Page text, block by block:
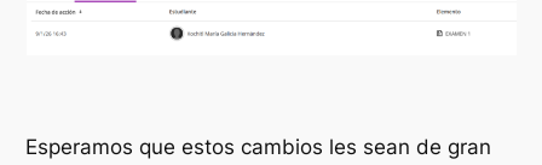
Esperamos que estos cambios les sean de gran